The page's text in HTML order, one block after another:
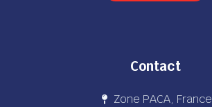
Contact
Zone PACA, France